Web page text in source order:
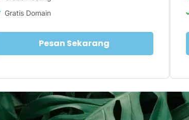
Gratis Domain
Pesan Sekarang